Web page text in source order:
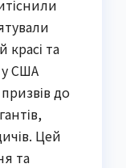
красі та
у США
до
Цей
та